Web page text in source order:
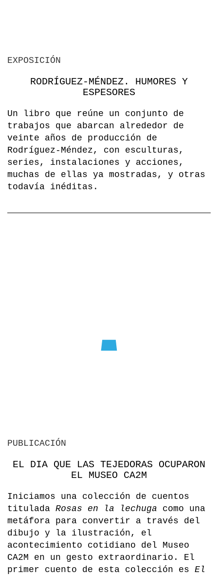
EXPOSICIÓN
RODRÍGUEZ-MÉNDEZ. HUMORES Y
ESPESORES
Un libro que reúne un conjunto de
trabajos que abarcan alrededor de
veinte años de producción de
Rodríguez-Méndez, con esculturas,
series, instalaciones y acciones,
muchas de ellas ya mostradas, y otras
todavía inéditas.
PUBLICACIÓN
EL DIA QUE LAS TEJEDORAS OCUPARON
EL MUSEO CA2M
Iniciamos una colección de cuentos
titulada Rosas en la lechuga como una
metáfora para convertir a través del
dibujo y la ilustración, el
acontecimiento cotidia­no del Museo
CA2M en un gesto extraordinario. El
primer cuento de esta colección es El